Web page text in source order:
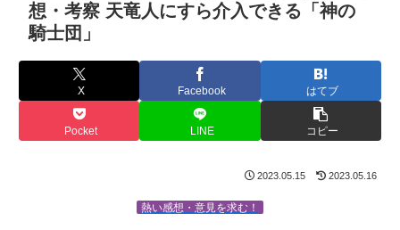
想・考察 天竜人にすら介入できる「神の
騎士団」
X Facebook はてブ
Pocket LINE コピー
2023.05.15 2023.05.16
熱い感想・意見を求む！